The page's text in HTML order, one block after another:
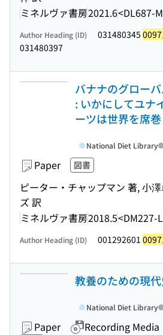
ミネルヴァ書房2021.6<DL687-
Author Heading (ID) 031480345
031480397
バナナのグロー
: いかにしてユナ
ーツは世界を席
Paper 図書
ピーター・チャップマン 著, 小
ズ 訳
ミネルヴァ書房2018.5<DM227-
National Diet Library
Author Heading (ID) 001292601
教養のための現
Paper Recording Media
National Diet Library